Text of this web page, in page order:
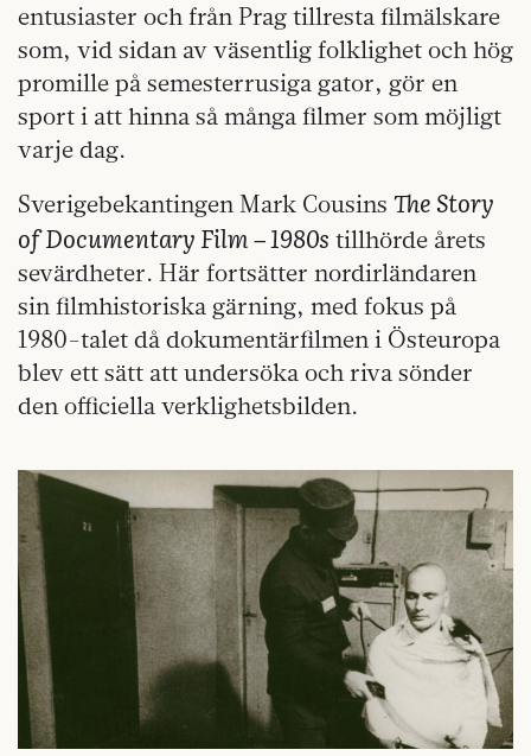
entusiaster och från Prag tillresta filmälskare
som, vid sidan av väsentlig folklighet och hög
promille på semesterrusiga gator, gör en
sport i att hinna så många filmer som möjligt
varje dag.
Sverigebekantingen Mark Cousins The Story
of Documentary Film – 1980s tillhörde årets
sevärdheter. Här fortsätter nordirländaren
sin filmhistoriska gärning, med fokus på
1980-talet då dokumentärfilmen i Östeuropa
blev ett sätt att undersöka och riva sönder
den officiella verklighetsbilden.